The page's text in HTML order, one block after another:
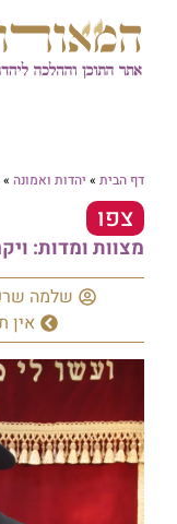
דף הבית » יהדות ואמונה »
צפו
מצוות ומדות:
שלמה
אין